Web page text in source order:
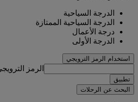
الدرجة السياحية
الدرجة السياحية الممتازة
درجة الأعمال
الدرجة الأولى
استخدام الرمز الترويجي
الرمز
تطبيق
البحث عن الرحلات